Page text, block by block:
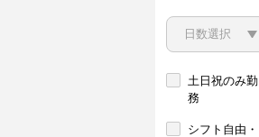
土日祝のみ勤
務
シフト自由・